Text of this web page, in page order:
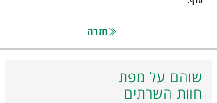
חזרה
שוהם על מפת
חוות השרתים